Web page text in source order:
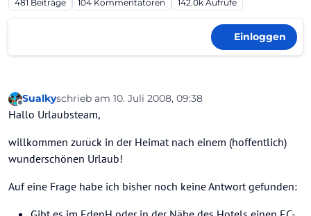
481 Beiträge 104 Kommentatoren 142.0k Aufrufe
Einloggen
Offline
Sualkyschrieb am 10. Juli 2008, 09:38
zuletzt editiert von
Hallo Urlaubsteam,
willkommen zurück in der Heimat nach einem (hoffentlich)
wunderschönen Urlaub!
Auf eine Frage habe ich bisher noch keine Antwort gefunden: